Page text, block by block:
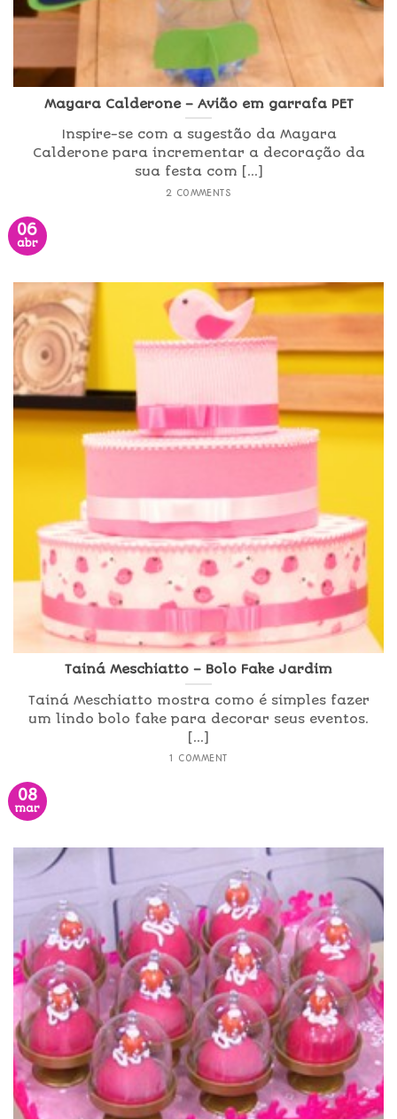
Mayara Calderone – Avião em garrafa PET
Inspire-se com a sugestão da Mayara
Calderone para incrementar a decoração da
sua festa com [...]
2 COMMENTS
06
abr
Tainá Meschiatto – Bolo Fake Jardim
Tainá Meschiatto mostra como é simples fazer
um lindo bolo fake para decorar seus eventos.
[...]
1 COMMENT
08
mar